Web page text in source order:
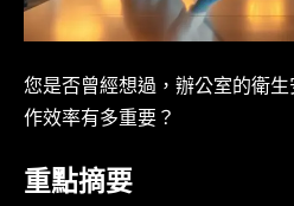
您是否曾經想過，辦公室的衛
作效率有多重要？
重點摘要